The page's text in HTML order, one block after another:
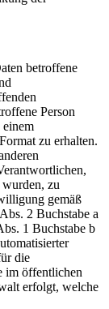
betroffene
Person
zu erhalten.
wurden, zu
gemäß
2 Buchstabe a
1 Buchstabe b
die
im öffentlichen
erfolgt, welche